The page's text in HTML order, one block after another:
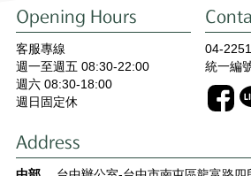
Opening Hours
客服專線
週一至週五 08:30-22:00
週六 08:30-18:00
週日固定休
04-
統一編
Address